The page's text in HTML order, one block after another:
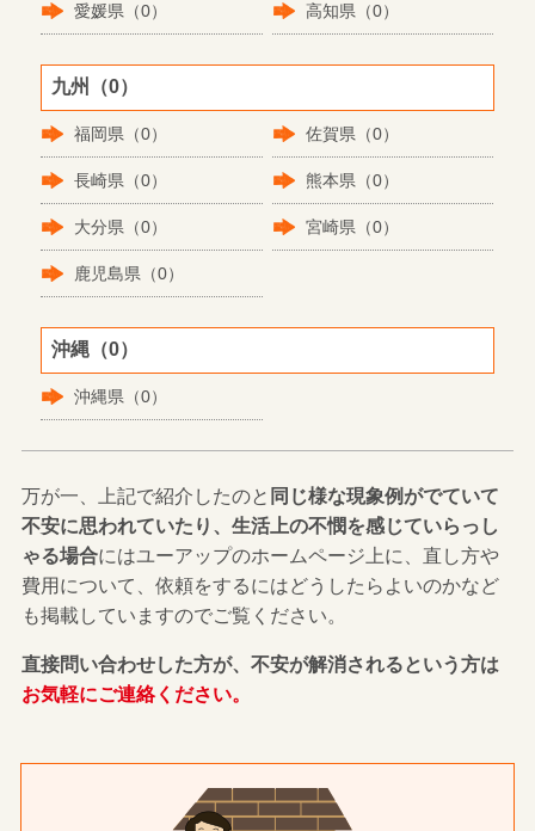
愛媛県（0） 高知県（0）
九州（0）
福岡県（0） 佐賀県（0）
長崎県（0） 熊本県（0）
大分県（0） 宮崎県（0）
鹿児島県（0）
沖縄（0）
沖縄県（0）
万が一、上記で紹介したのと 同じ様な現象例がでていて
不安に思われていたり、生活上の不憫を感じていらっし
ゃる場合にはユーアップのホームページ上に、直し方や
費用について、依頼をするにはどうしたらよいのかなど
も掲載していますのでご覧ください。
直接問い合わせした方が、不安が解消されるという方は
お気軽にご連絡ください。